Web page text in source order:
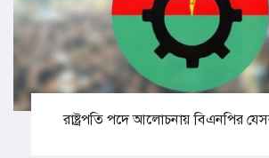
রাষ্ট্রপতি পদে আলোচনায় বিএনপির